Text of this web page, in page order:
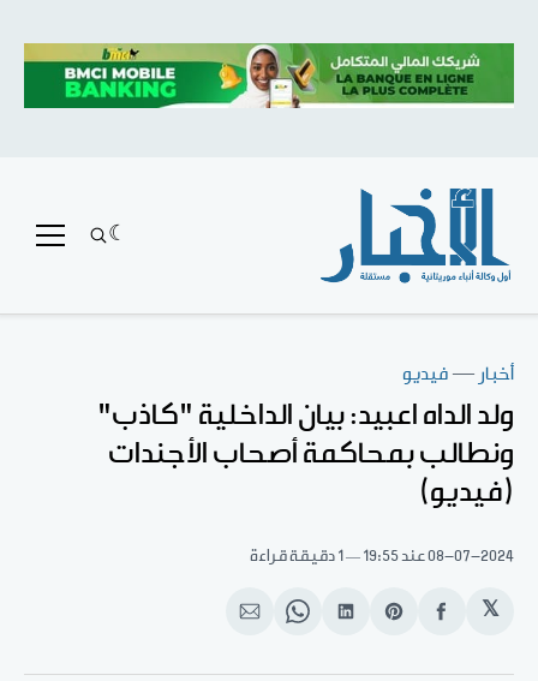
أخبار —فيديو
ولد الداه اعبيد: بيان الداخلية "كاذب"
ونطالب بمحاكمة أصحاب الأجندات
(فيديو)
08-07-2024عند 19:55 1 دقيقة قراءة
𝕏
انشر
الفيسبوك
Share
Pinterest
انشر
لينكد
Share
WhatsApp
انشر
الإيميل